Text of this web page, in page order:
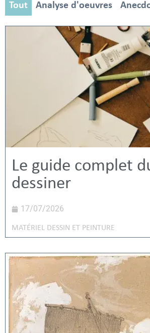
Analyse d'oeuvres
Tout
Le guide complet
dessiner
17/07/2026
MATÉRIEL DESSIN ET PEINTURE